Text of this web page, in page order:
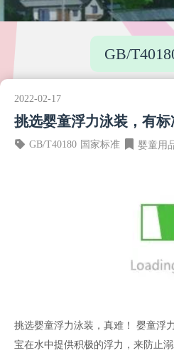
GB/
2022-02-17
挑选婴童浮力泳装，有标
GB/T40180 国家标准 婴童用
挑选婴童浮力泳装，真难！ 婴童浮力泳装通过添加浮力材料为宝
宝在水中提供积极的浮力，来防止